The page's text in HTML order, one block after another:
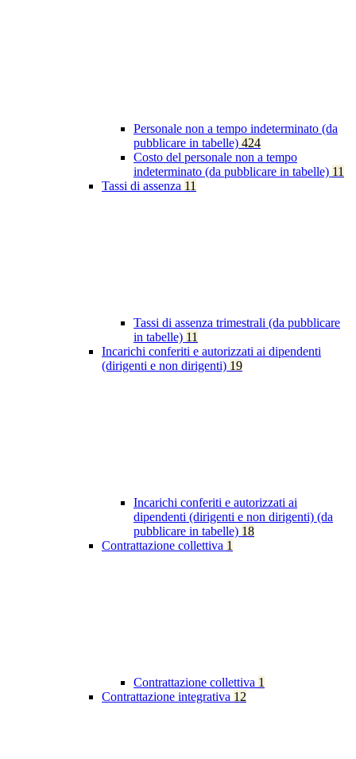
Personale non a tempo indeterminato (da
pubblicare in tabelle) 424
Costo del personale non a tempo
indeterminato (da pubblicare in tabelle) 11
Tassi di assenza 11
Tassi di assenza trimestrali (da pubblicare
in tabelle) 11
Incarichi conferiti e autorizzati ai dipendenti
(dirigenti e non dirigenti) 19
Incarichi conferiti e autorizzati ai
dipendenti (dirigenti e non dirigenti) (da
pubblicare in tabelle) 18
Contrattazione collettiva 1
Contrattazione collettiva 1
Contrattazione integrativa 12